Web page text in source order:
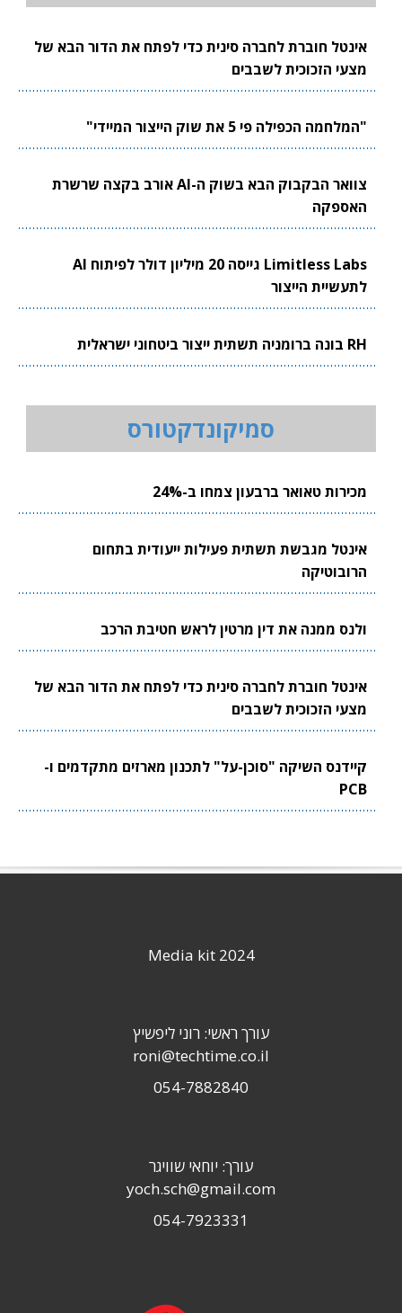
אינטל חוברת לחברה סינית כדי לפתח את הדור הבא של
מצעי הזכוכית לשבבים
"המלחמה הכפילה פי 5 את שוק הייצור המיידי"
צוואר הבקבוק הבא בשוק ה-AI אורב בקצה שרשרת
האספקה
Limitless Labs גייסה 20 מיליון דולר לפיתוח AI
לתעשיית הייצור
RH בונה ברומניה תשתית ייצור ביטחוני ישראלית
סמיקונדקטורס
מכירות טאואר ברבעון צמחו ב-24%
אינטל מגבשת תשתית פעילות ייעודית בתחום
הרובוטיקה
ולנס ממנה את דין מרטין לראש חטיבת הרכב
אינטל חוברת לחברה סינית כדי לפתח את הדור הבא של
מצעי הזכוכית לשבבים
קיידנס השיקה "סוכן-על" לתכנון מארזים מתקדמים ו-
PCB
Media kit 2024
עורך ראשי: רוני ליפשיץ
roni@techtime.co.il
054-7882840
עורך: יוחאי שוויגר
yoch.sch@gmail.com
054-7923331